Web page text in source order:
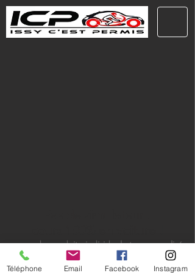
cours de conduite individuel et personnalisé
Téléphone Email Facebook Instagram